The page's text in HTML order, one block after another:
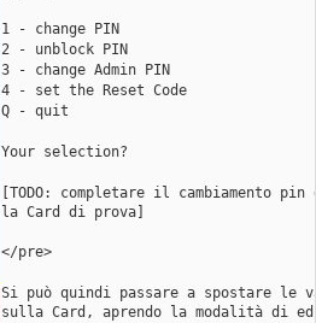
1 - change PIN
2 - unblock PIN
3 - change Admin PIN
4 - set the Reset Code
Q - quit
Your selection?
[TODO: completare il cambiamento
la Card di prova]
</pre>
Si può quindi passare a spostare le
sulla Card, aprendo la modalità di